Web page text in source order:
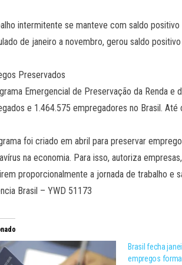
intermitente se manteve com saldo
de janeiro a novembro, gerou saldo
Preservados
Emergencial de Preservação da Renda
e 1.464.575 empregadores no Brasil.
foi criado em abril para preservar
na economia. Para isso, autoriza
proporcionalmente a jornada de trabalho e
Brasil – YWD 51173
Brasil fecha
empregos